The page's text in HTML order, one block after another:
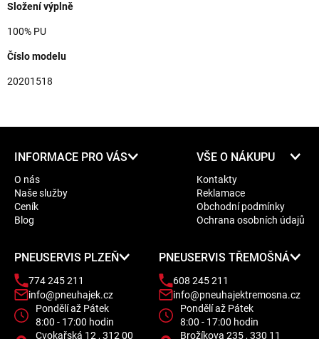
Složení výplně
100% PU
Číslo modelu
20201518
INFORMACE PRO VÁS
O nás
Naše služby
Ceník
Blog
VŠE O NÁKUPU
Kontakty
Reklamace
Obchodní podmínky
Ochrana osobních údajů
PNEUSERVIS PLZEŇ
774 245 211
info@pneuhajek.cz
Pondělí až Pátek
8:00 - 17:00 hodin
Cvokařská 12 , 312 00
PNEUSERVIS TŘEMOŠNÁ
608 245 211
info@pneuhajektremosna.cz
Pondělí až Pátek
8:00 - 17:00 hodin
Brožíkova 235 , 330 11